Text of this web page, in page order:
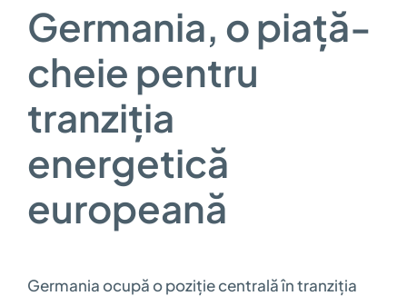
Germania, o piață-
cheie pentru
tranziția
energetică
europeană
Germania ocupă o poziție centrală în tranziția